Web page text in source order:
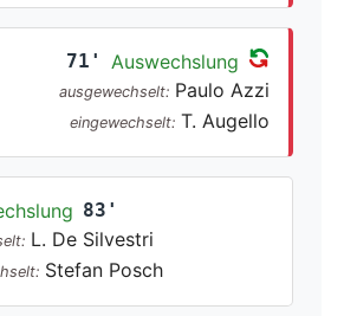
71' Auswechslung
ausgewechselt: Paulo Azzi
eingewechselt: T. Augello
83'
L. De Silvestri
Stefan Posch